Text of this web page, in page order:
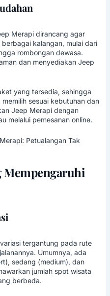
Merapi dirancang agar
kalangan, mulai dari
rombongan dewasa.
dan menyediakan Jeep
yang tersedia, sehingga
sesuai kebutuhan dan
Jeep Merapi dengan
melalui pemesanan online.
Petualangan Tak
Mempengaruhi
tergantung pada rute
Umumnya, ada
sedang (medium), dan
jumlah spot wisata
berbeda.